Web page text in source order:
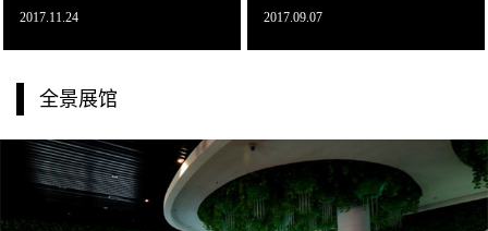
各展厅，不时用手机拍照记录
着。在成就展厅，平面展板、
实体模型、数字墙、互动桌面
展示了崇明近年来在科、教、
文、体、卫等社会事业方面以
及在经济和各其它领域所取得
2017.11.24 2017.09.07
全景展馆